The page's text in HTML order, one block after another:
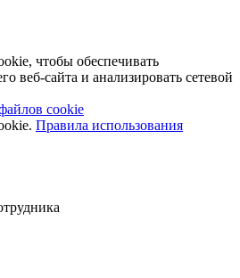
чтобы обеспечивать
веб-сайта и анализировать сетевой
cookie
Правила использования